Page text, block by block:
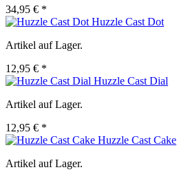
34,95 € *
Huzzle Cast Dot
Artikel auf Lager.
12,95 € *
Huzzle Cast Dial
Artikel auf Lager.
12,95 € *
Huzzle Cast Cake
Artikel auf Lager.